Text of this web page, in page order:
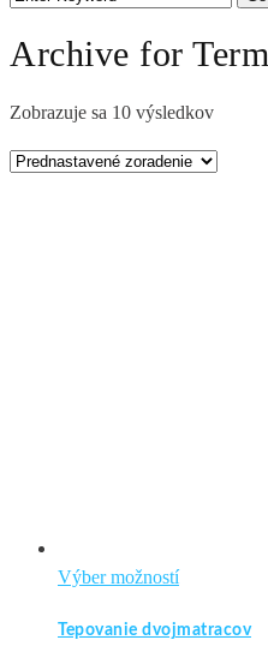
Archive for
Zobrazuje sa 10 výsledkov
Výber možnostíTento
má
Tepovanie dvojmatracov